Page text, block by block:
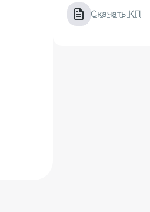
Скачать КП